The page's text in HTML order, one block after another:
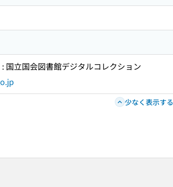
国立国会図書館デジタルコレクション
少なく表示する